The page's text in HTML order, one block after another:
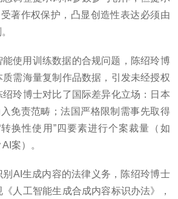
受著作权保护，凸显创造性表达必须由
能使用训练数据的合规问题，陈绍玲博
需海量复制作品数据，引发未经授权
玲博士对比了国际差异化立场：日本
入免责范畴；法国严格限制需事先取得
换性使用”四要素进行个案裁量（如
案）。
别AI生成内容的法律义务，陈绍玲博士
人工智能生成合成内容标识办法》，